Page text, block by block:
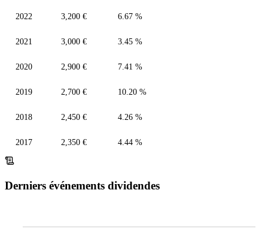
2022 3,200 € 6.67 %
2021 3,000 € 3.45 %
2020 2,900 € 7.41 %
2019 2,700 € 10.20 %
2018 2,450 € 4.26 %
2017 2,350 € 4.44 %
Derniers événements dividendes